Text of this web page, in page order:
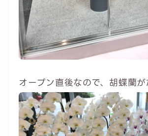
オープン直後なので、胡蝶蘭が